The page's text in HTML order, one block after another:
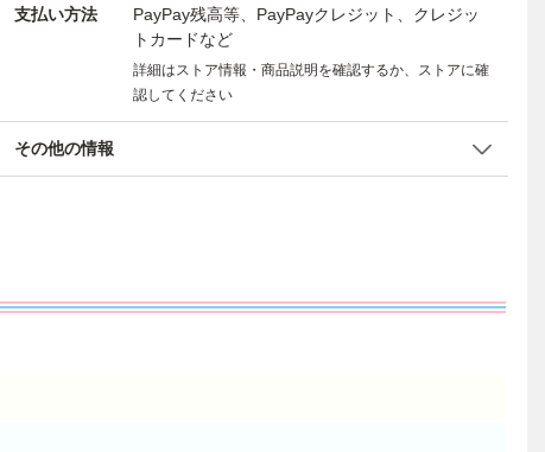
支払い方法
PayPay残高等、PayPayクレジット、クレジッ
トカードなど
詳細はストア情報・商品説明を確認するか、ストアに確
認してください
その他の情報